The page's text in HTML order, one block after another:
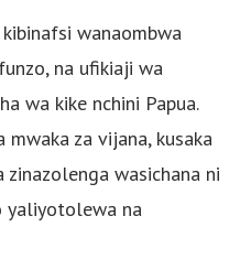
wanaombwa
na ufikiaji wa
wa kike nchini Papua.
za vijana, kusaka
zinazolenga wasichana ni
yaliyotolewa na